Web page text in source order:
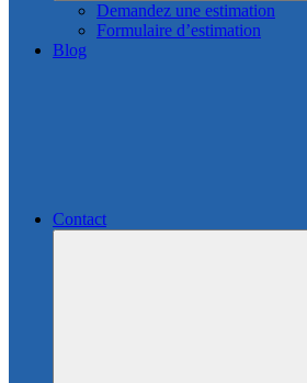
Demandez une estimation
Formulaire d’estimation
Blog
Contact